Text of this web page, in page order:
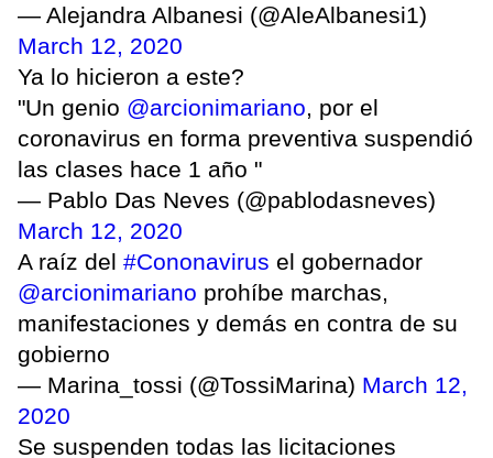
— Alejandra Albanesi (@AleAlbanesi1)
March 12, 2020
Ya lo hicieron a este?
"Un genio @arcionimariano , por el
coronavirus en forma preventiva suspendió
las clases hace 1 año "
— Pablo Das Neves (@pablodasneves)
March 12, 2020
A raíz del #Cononavirus el gobernador
@arcionimariano prohíbe marchas,
manifestaciones y demás en contra de su
gobierno
— Marina_tossi (@TossiMarina) March 12,
2020
Se suspenden todas las licitaciones